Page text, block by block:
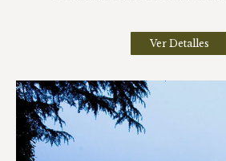
Ver Detalles